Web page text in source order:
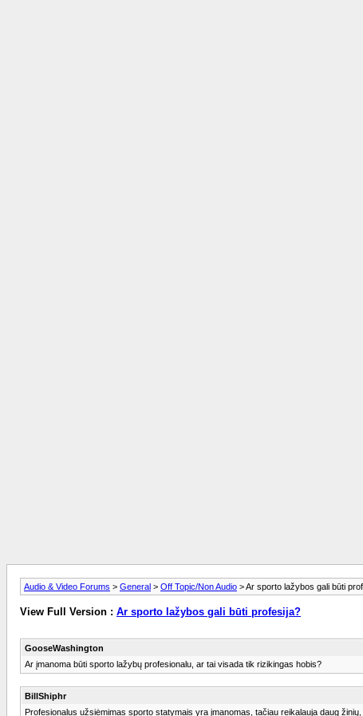
Audio & Video Forums > General > Off Topic/Non Audio > Ar sporto lažybos gali būti
View Full Version : Ar sporto lažybos gali būti profesija?
GooseWashington
Ar įmanoma būti sporto lažybų profesionalu, ar tai visada tik rizikingas hobis?
BillShiphr
Profesionalus užsiėmimas sporto statymais yra įmanomas, tačiau reikalauja daug